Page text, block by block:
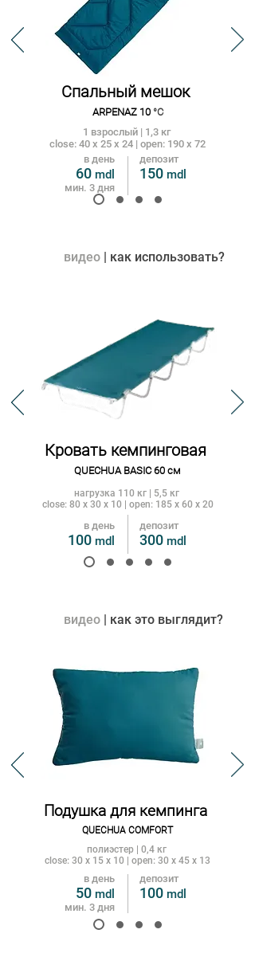
Спальный мешок
ARPENAZ 10 °С
1 взрослый | 1,3 кг
close: 40 x 25 x 24 | open: 190 x 72
в день
60 mdl
мин. 3 дня
депозит
150 mdl
видео | как использовать?
Кровать кемпинговая
QUECHUA BASIC 60 см
нагрузка 110 кг | 5,5 кг
close: 80 x 30 x 10 | open: 185 x 60 x 20
в день
100 mdl
депозит
300 mdl
видео | как это выглядит?
Подушка для кемпинга
QUECHUA COMFORT
полиэстер | 0,4 кг
close: 30 x 15 x 10 | open: 30 x 45 x 13
депозит
100 mdl
в день
50 mdl
мин. 3 дня